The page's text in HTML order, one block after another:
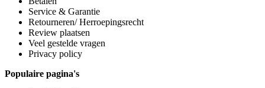
Service & Garantie
Retourneren/ Herroepingsrecht
Review plaatsen
Veel gestelde vragen
Privacy policy
Populaire pagina's